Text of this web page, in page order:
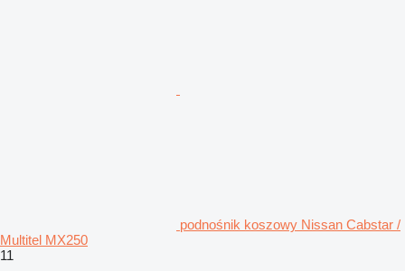
podnośnik koszowy Nissan Cabstar /
Multitel MX250
11